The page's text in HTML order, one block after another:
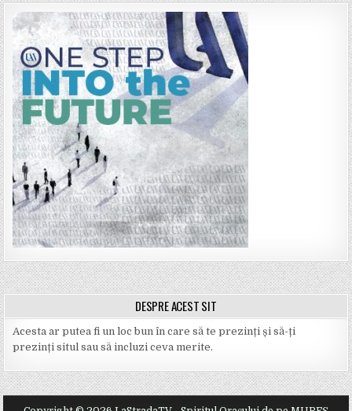
DESPRE ACEST SIT
Acesta ar putea fi un loc bun în care să te prezinți și să-ți
prezinți situl sau să incluzi ceva merite.